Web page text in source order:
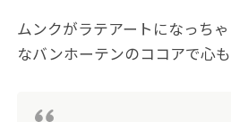
ムンクがラテアートになっち
なバンホーテンのココアで心も